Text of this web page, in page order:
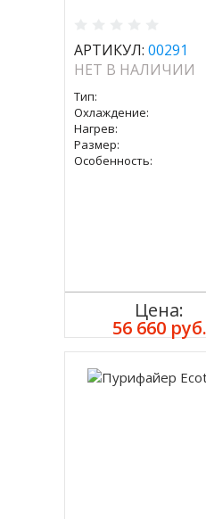
АРТИКУЛ: 00291
НЕТ В НАЛИЧИИ
Тип:
Охлаждение:
Нагрев:
Размер:
Особенность:
Цена:
56 660 руб.